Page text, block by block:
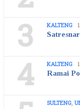
3 KALTENG
4 KALTENG
Ramai
SULTENG,